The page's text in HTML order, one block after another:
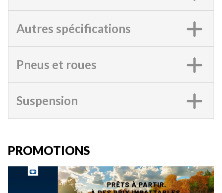
Autres spécifications
Pneus et roues
Suspension
PROMOTIONS